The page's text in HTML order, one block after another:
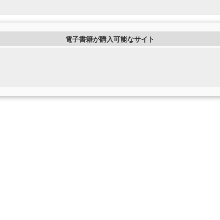
電子書籍が購入可能なサイト